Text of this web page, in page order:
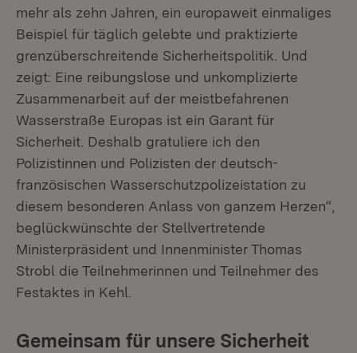
mehr als zehn Jahren, ein europaweit einmaliges
Beispiel für täglich gelebte und praktizierte
grenzüberschreitende Sicherheitspolitik. Und
zeigt: Eine reibungslose und unkomplizierte
Zusammenarbeit auf der meistbefahrenen
Wasserstraße Europas ist ein Garant für
Sicherheit. Deshalb gratuliere ich den
Polizistinnen und Polizisten der deutsch-
französischen Wasserschutzpolizeistation zu
diesem besonderen Anlass von ganzem Herzen“,
beglückwünschte der Stellvertretende
Ministerpräsident und Innenminister Thomas
Strobl die Teilnehmerinnen und Teilnehmer des
Festaktes in Kehl.
Gemeinsam für unsere Sicherheit